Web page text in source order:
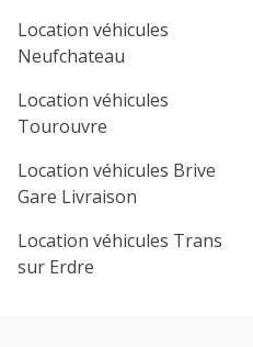
Location véhicules
Neufchateau
Location véhicules
Tourouvre
Location véhicules Brive
Gare Livraison
Location véhicules Trans
sur Erdre